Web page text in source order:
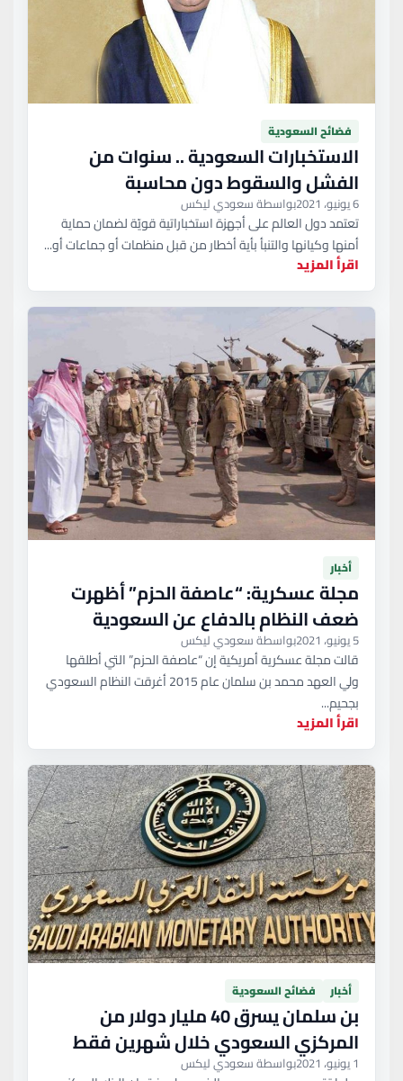
فضائح السعودية
الاستخبارات السعودية .. سنوات من
الفشل والسقوط دون محاسبة
6 يونيو، 2021 بواسطة سعودي ليكس
تعتمد دول العالم على أجهزة استخباراتية قويّة لضمان حماية
أمنها وكيانها والتنبأ بأية أخطار من قبل منظمات أو جماعات أو...
اقرأ المزيد
أخبار
مجلة عسكرية: “عاصفة الحزم” أظهرت
ضعف النظام بالدفاع عن السعودية
5 يونيو، 2021 بواسطة سعودي ليكس
قالت مجلة عسكرية أمريكية إن “عاصفة الحزم” التي أطلقها
ولي العهد محمد بن سلمان عام 2015 أغرقت النظام السعودي
بجحيم...
اقرأ المزيد
أخبار فضائح السعودية
بن سلمان يسرق 40 مليار دولار من
المركزي السعودي خلال شهرين فقط
1 يونيو، 2021 بواسطة سعودي ليكس